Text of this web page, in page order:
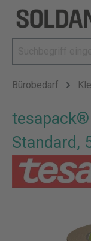
Bürobedarf
tesapack®
Standard,